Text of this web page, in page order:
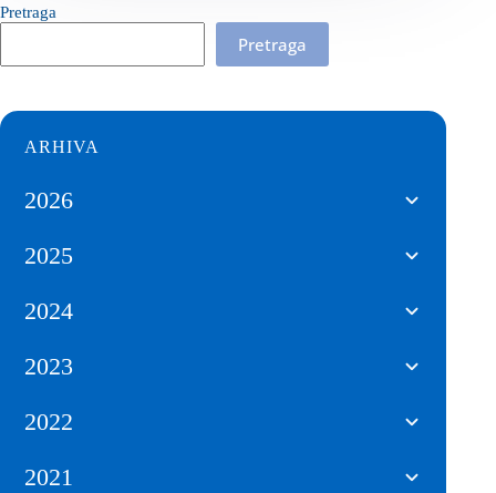
Pretraga
Pretraga
ARHIVA
2026
2025
2024
2023
2022
2021